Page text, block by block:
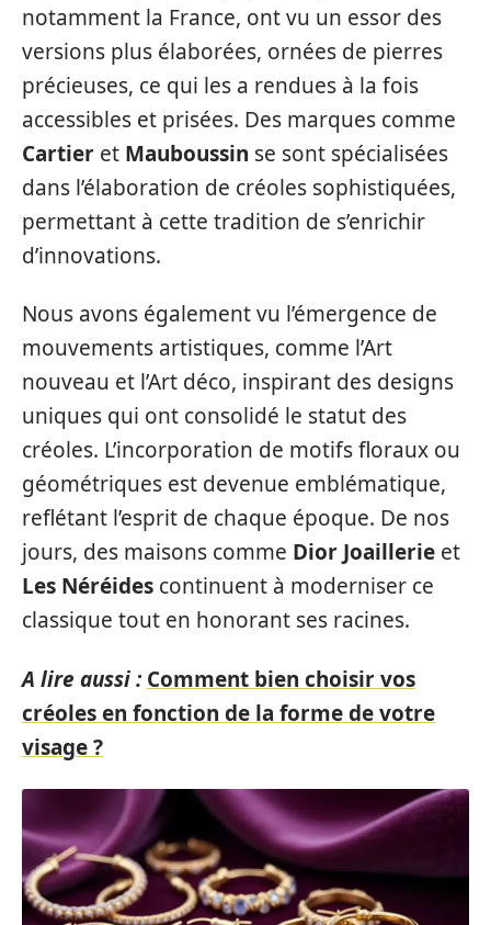
notamment la France, ont vu un essor des
versions plus élaborées, ornées de pierres
précieuses, ce qui les a rendues à la fois
accessibles et prisées. Des marques comme
Cartier et Mauboussin se sont spécialisées
dans l’élaboration de créoles sophistiquées,
permettant à cette tradition de s’enrichir
d’innovations.
Nous avons également vu l’émergence de
mouvements artistiques, comme l’Art
nouveau et l’Art déco, inspirant des designs
uniques qui ont consolidé le statut des
créoles. L’incorporation de motifs floraux ou
géométriques est devenue emblématique,
reflétant l’esprit de chaque époque. De nos
jours, des maisons comme Dior Joaillerie et
Les Néréides continuent à moderniser ce
classique tout en honorant ses racines.
A lire aussi : Comment bien choisir vos
créoles en fonction de la forme de votre
visage ?